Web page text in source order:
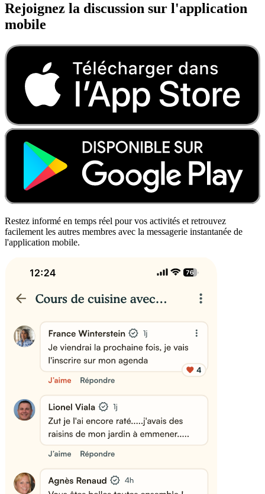
Rejoignez la discussion sur l'application
mobile
Restez informé en temps réel pour vos activités et retrouvez
facilement les autres membres avec la messagerie instantanée de
l'application mobile.